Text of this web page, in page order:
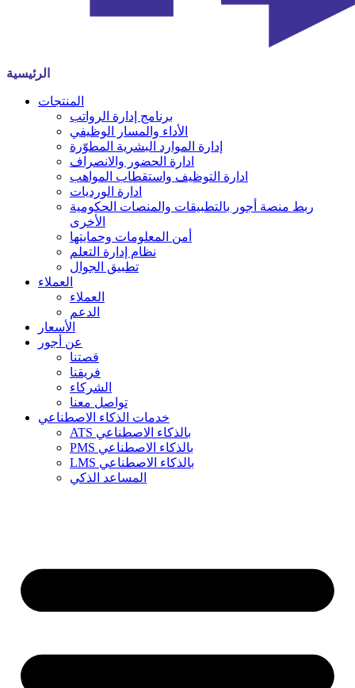
الرئيسية
المنتجات
برنامج إدارة الرواتب
الأداء والمسار الوظيفي
إدارة الموارد البشرية المطوّرة
ادارة الحضور والانصراف
ادارة التوظيف واستقطاب المواهب
ادارة الورديات
ربط منصة أجور بالتطبيقات والمنصات الحكومية
الأخرى
أمن المعلومات وحمايتها
نظام إدارة التعلم
تطبيق الجوال
العملاء
العملاء
الدعم
الأسعار
عن أجور
قصتنا
فريقنا
الشركاء
تواصل معنا
خدمات الذكاء الاصطناعي
ATS بالذكاء الاصطناعي
PMS بالذكاء الاصطناعي
LMS بالذكاء الاصطناعي
المساعد الذكي